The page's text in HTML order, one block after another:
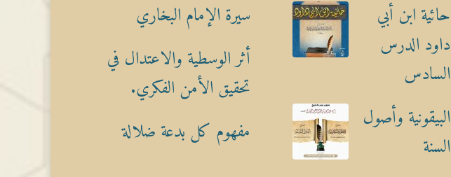
حائية ابن أبي
داود الدرس
السادس
البيقونية وأصول
السنة
سيرة الإمام البخاري
أثر الوسطية والاعتدال في
تحقيق الأمن الفكري.
مفهوم كل بدعة ضلالة